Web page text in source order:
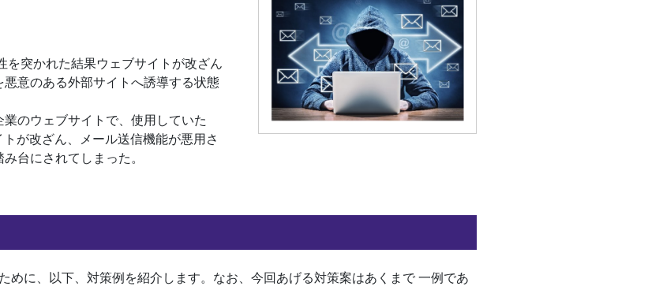
を突かれた結果ウェブサイトが改ざん
意のある外部サイトへ誘導する状態
のウェブサイトで、使用していた
が改ざん、メール送信機能が悪用さ
台にされてしまった。
めに、以下、対策例を紹介します。なお、今回あげる対策案はあくまで 一例であ